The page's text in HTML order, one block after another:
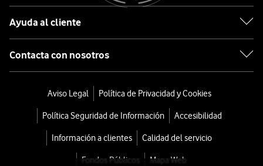
desde
0€
Móviles
Auriculares
de
un
Vodafone.
Ayuda al cliente
Contacta con nosotros
Aviso Legal Política de Privacidad y Cookies
Política Seguridad de Información Accesibilidad
Información a clientes Calidad del servicio
Fondos Públicos Mapa Web